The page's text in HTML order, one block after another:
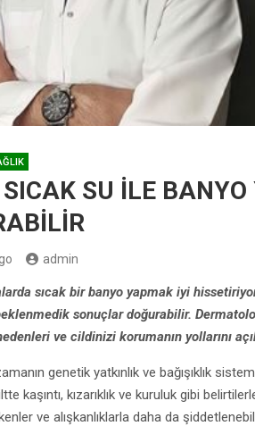
SU İLE
admin
sıcak bir banyo yapmak iyi
sonuçlar doğurabilir.
ve cildinizi korumanın yollarını
genetik yatkınlık ve bağışıklık
kaşıntı, kızarıklık ve kuruluk gibi
ve alışkanlıklarla daha da